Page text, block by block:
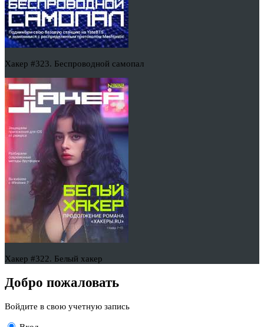
Хакер #323. Беспроводной самопал
Хакер #322. Белый хакер
Добро пожаловать
Войдите в свою учетную запись